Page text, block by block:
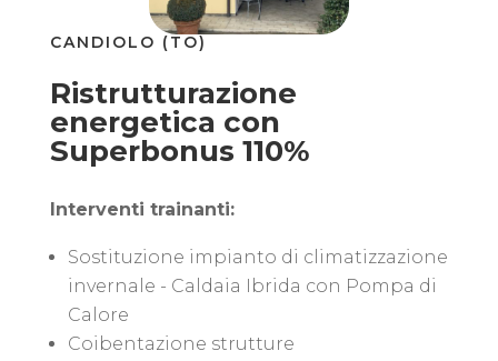
CANDIOLO (TO)
Ristrutturazione
energetica con
Superbonus 110%
Interventi trainanti:
Sostituzione impianto di climatizzazione
invernale - Caldaia Ibrida con Pompa di
Calore
Coibentazione strutture